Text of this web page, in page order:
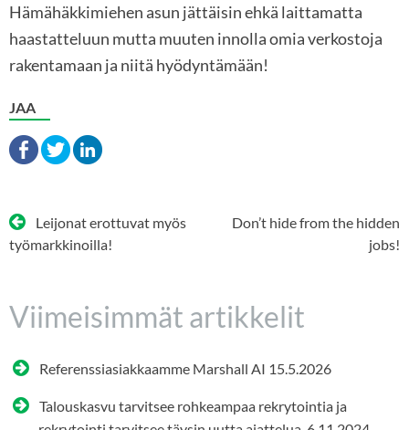
Hämähäkkimiehen asun jättäisin ehkä laittamatta
haastatteluun mutta muuten innolla omia verkostoja
rakentamaan ja niitä hyödyntämään!
JAA
Artikkelien
selaus
Leijonat erottuvat myös
työmarkkinoilla!
Don’t hide from the hidden
jobs!
Viimeisimmät artikkelit
Referenssiasiakkaamme Marshall AI 15.5.2026
Talouskasvu tarvitsee rohkeampaa rekrytointia ja